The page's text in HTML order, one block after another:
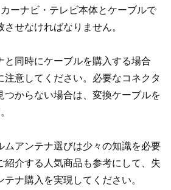
ーナビ・テレビ本体とケーブルで
せなければなりません。
と同時にケーブルを購入する場合
注意してください。必要なコネクタ
つからない場合は、変換ケーブルを
ムアンテナ選びは少々の知識を必要
紹介する人気商品も参考にして、失
ナ購入を実現してください。